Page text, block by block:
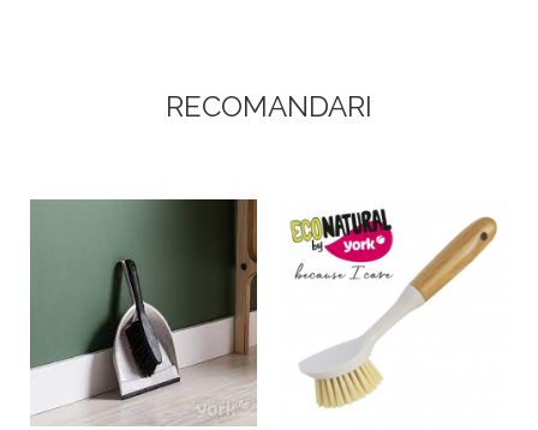
RECOMANDARI